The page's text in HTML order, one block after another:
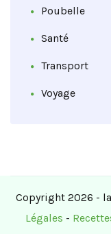
Poubelle
Santé
Transport
Voyage
Copyright 2026 -
Légales -